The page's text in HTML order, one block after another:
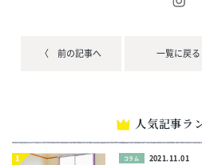
〈 前の記事へ 一覧に戻る
人気記事ラ
コラム 2021.11.01